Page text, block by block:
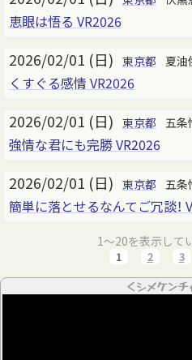
恵眼は悟る VR2026
2026/02/01 (日) 東京都 夏
くすぐる感情 VR2026
2026/02/01 (日) 東京都 五条
強情な君にも完勝 VR2026
2026/02/01 (日) 東京都 五条
簡単に落とせるなんてご冗談！
1～20を表示して
1 2 3
＜シメケンチ